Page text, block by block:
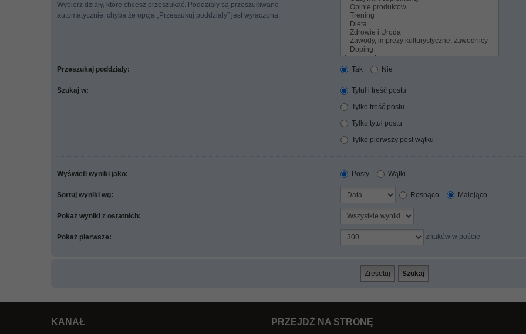
Wybierz działy, które chcesz przeszukać. Poddziały są przeszukiwane
automatycznie, chyba że opcja „Przeszukuj poddziały” jest wyłączona.
Przeszukaj poddziały: Tak Nie
Szukaj w:
Tytuł i treść postu
Tylko treść postu
Tylko tytuł postu
Tylko pierwszy post wątku
Wyświetl wyniki jako: Posty Wątki
Sortuj wyniki wg: Rosnąco Malejąco
Pokaż wyniki z ostatnich:
Pokaż pierwsze: znaków w poście
KANAŁ PRZEJDŹ NA STRONĘ